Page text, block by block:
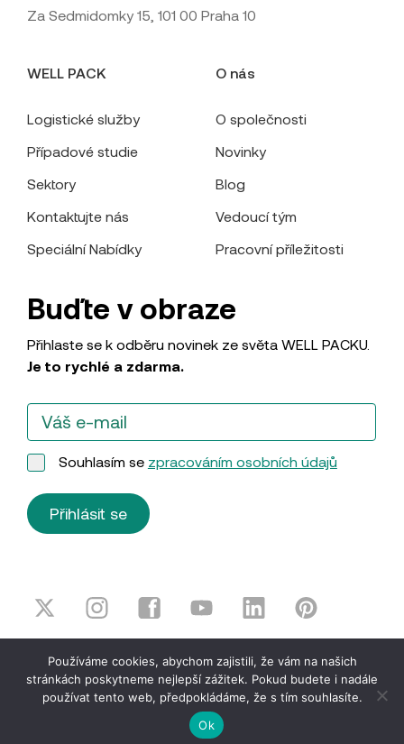
Za Sedmidomky 15, 101 00 Praha 10
WELL PACK
Logistické služby
Případové studie
Sektory
Kontaktujte nás
Speciální Nabídky
O nás
O společnosti
Novinky
Blog
Vedoucí tým
Pracovní příležitosti
Buďte v obraze
Přihlaste se k odběru novinek ze světa WELL PACKU.
Je to rychlé a zdarma.
Souhlasím se zpracováním osobních údajů
Přihlásit se
údajů|Smluvní podmínky|Právní
identifikace|Whistleblowing|Supplier Code
of Conduct|Global Code of Conduct
Používáme cookies, abychom zajistili, že vám na našich
stránkách poskytneme nejlepší zážitek. Pokud budete i nadále
používat tento web, předpokládáme, že s tím souhlasíte.
Ok